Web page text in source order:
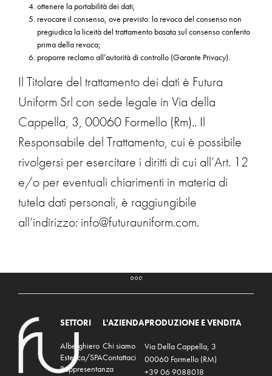
ottenere la portabilità dei dati;
revocare il consenso, ove previsto: la revoca del consenso non
pregiudica la liceità del trattamento basata sul consenso conferito
prima della revoca;
proporre reclamo all’autorità di controllo (Garante Privacy).
Il Titolare del trattamento dei dati è Futura
Uniform Srl con sede legale in Via della
Cappella, 3, 00060 Formello (Rm).. Il
Responsabile del Trattamento, cui è possibile
rivolgersi per esercitare i diritti di cui all’Art. 12
e/o per eventuali chiarimenti in materia di
tutela dati personali, è raggiungibile
all’indirizzo: info@futurauniform.com.
SETTORI
Alberghiero
Estetica/SPA
Rappresentanza
L'AZIENDA
Chi siamo
Contattaci
PRODUZIONE E VENDITA
Via Della Cappella, 3
00060 Formello (RM)
+39 06 9088018